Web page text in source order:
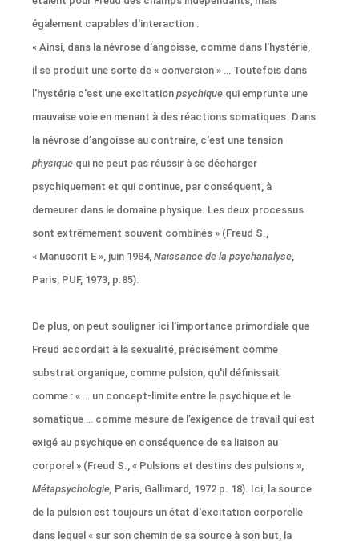
également capables d'interaction :
« Ainsi, dans la névrose d'angoisse, comme dans l'hystérie,
il se produit une sorte de « conversion » … Toutefois dans
l'hystérie c'est une excitationpsychique qui emprunte une
mauvaise voie en menant à des réactions somatiques. Dans
la névrose d’angoisse au contraire, c'est une tension
physique qui ne peut pas réussir à se décharger
psychiquement et qui continue, par conséquent, à
demeurer dans le domaine physique. Les deux processus
sont extrêmement souvent combinés » (Freud S.,
« Manuscrit E », juin 1984,Naissance de la psychanalyse,
Paris, PUF, 1973, p.85).
De plus, on peut souligner ici l'importance primordiale que
Freud accordait à la sexualité, précisément comme
substrat organique, comme pulsion, qu'il définissait
comme : « … un concept-limite entre le psychique et le
somatique … comme mesure de l’exigence de travail qui est
exigé au psychique en conséquence de sa liaison au
corporel » (Freud S., « Pulsions et destins des pulsions »,
Métapsychologie, Paris, Gallimard, 1972 p. 18). Ici, la source
de la pulsion est toujours un état d'excitation corporelle
dans lequel « sur son chemin de sa source à son but, la